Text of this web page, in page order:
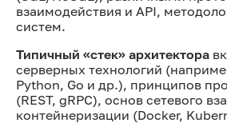
взаимодействия и API,
систем.
Типичный «стек» архитектора
серверных технологий
Python, Go и др.), принципов
(REST, gRPC), основ сетевого
контейнеризации (Docker,